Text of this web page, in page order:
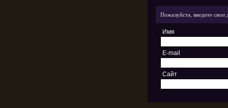
Пожалуйста, введите
Имя
E-mail
Сайт